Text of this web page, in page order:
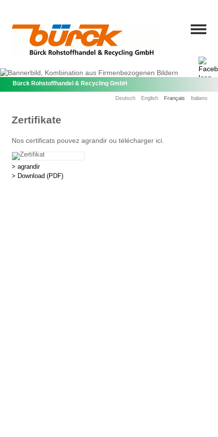
Bürck Rohstoffhandel & Recycling GmbH
Deutsch English Français Italiano
Zertifikate
Nos certificats pouvez agrandir ou télécharger ici.
> agrandir
> Download (PDF)